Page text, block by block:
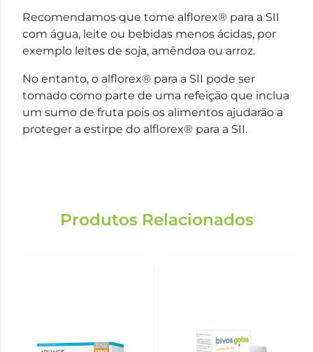
Recomendamos que tome alflorex® para a SII
com água, leite ou bebidas menos ácidas, por
exemplo leites de soja, amêndoa ou arroz.
No entanto, o alflorex® para a SII pode ser
tomado como parte de uma refeição que inclua
um sumo de fruta pois os alimentos ajudarão a
proteger a estirpe do alflorex® para a SII.
Produtos Relacionados